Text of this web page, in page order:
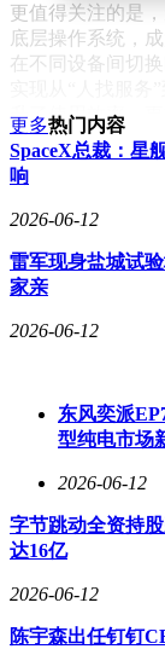
更值得关注的是
底层操作系统，
在不同设备间切
升了使用效率，
对消费者而言，
是一套可持续进
过“全品类原生适
更多热门内容
SpaceX总裁：星
响
2026-06-12
雷军现身盐城试
家亲
2026-06-12
东风奕派
型纯电市场
2026-06-12
字节跳动全资持
达16亿
2026-06-12
陈宇森出任钉钉